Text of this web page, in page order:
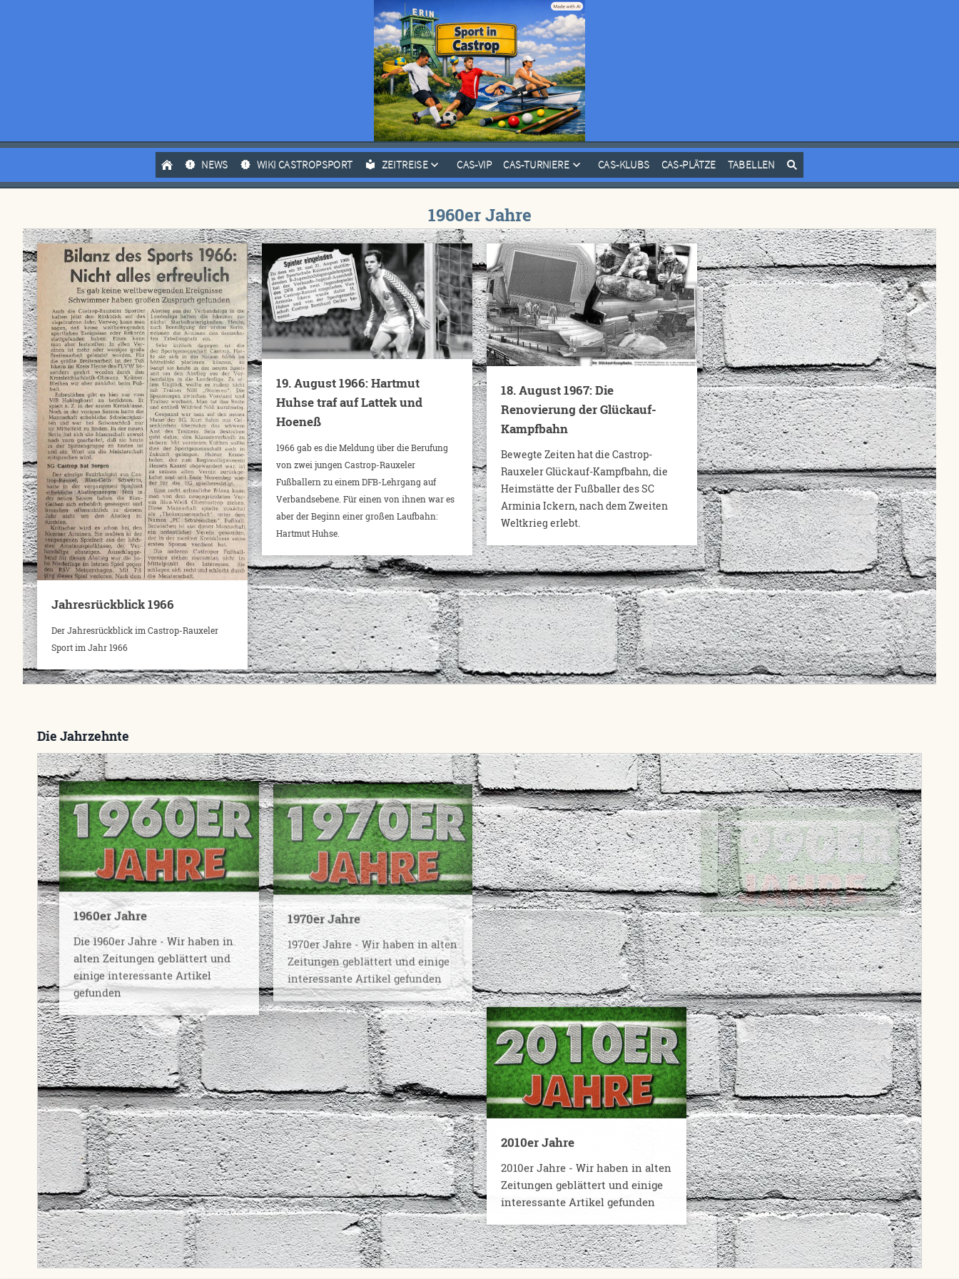
NEWS WIKI CASTROPSPORT ZEITREISE CAS-VIP CAS-TURNIERE CAS-KLUBS CAS-PLÄTZE TABELLEN
1960er Jahre
Jahresrückblick 1966
Der Jahresrückblick im Castrop-Rauxeler
Sport im Jahr 1966
19. August 1966: Hartmut
Huhse traf auf Lattek und
Hoeneß
1966 gab es die Meldung über die Berufung
von zwei jungen Castrop-Rauxeler
Fußballern zu einem DFB-Lehrgang auf
Verbandsebene. Für einen von ihnen war es
aber der Beginn einer großen Laufbahn:
Hartmut Huhse.
18. August 1967: Die
Renovierung der Glückauf-
Kampfbahn
Bewegte Zeiten hat die Castrop-
Rauxeler Glückauf-Kampfbahn, die
Heimstätte der Fußballer des SC
Arminia Ickern, nach dem Zweiten
Weltkrieg erlebt.
Die Jahrzehnte
1960er Jahre
Die 1960er Jahre - Wir haben in
alten Zeitungen geblättert und
einige interessante Artikel
gefunden
1970er Jahre
1970er Jahre - Wir haben in alten
Zeitungen geblättert und einige
interessante Artikel gefunden
2000er Jahre
2000er Jahre - Wir haben in
alten Zeitungen geblättert und
einige interessante Artikel
gefunden
1980er Jahre
1980er Jahre - Wir haben in alten
Zeitungen geblättert und einige
interessante Artikel gefunden
2010er Jahre
2010er Jahre - Wir haben in alten
Zeitungen geblättert und einige
interessante Artikel gefunden
1990er Jahre
1990er Jahre - Wir haben in alten
Zeitungen geblättert und einige
interessante Artikel gefunden
2020er Jahre
Nachrichten aus dem Castrop-
Rauxeler Sport aus den Jahren
2020 bis 2029